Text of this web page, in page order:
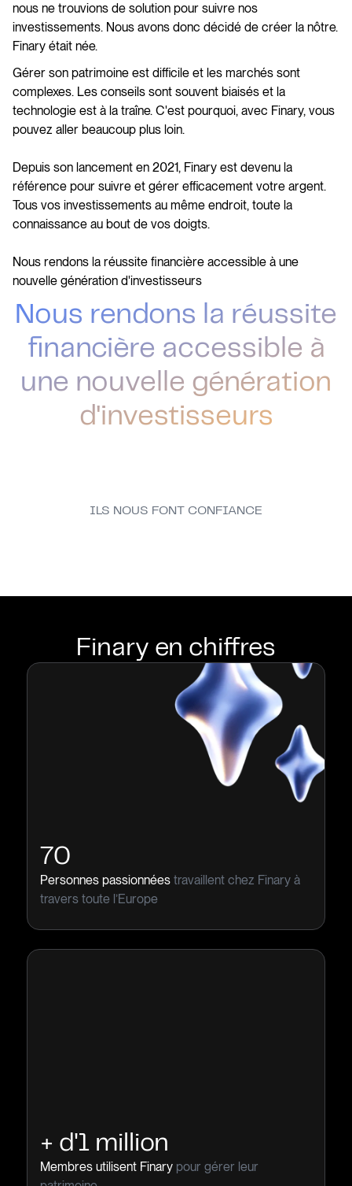
nous ne trouvions de solution pour suivre nos
investissements. Nous avons donc décidé de créer la nôtre.
Finary était née.
Gérer son patrimoine est difficile et les marchés sont
complexes. Les conseils sont souvent biaisés et la
technologie est à la traîne. C'est pourquoi, avec Finary, vous
pouvez aller beaucoup plus loin.
Depuis son lancement en 2021, Finary est devenu la
référence pour suivre et gérer efficacement votre argent.
Tous vos investissements au même endroit, toute la
connaissance au bout de vos doigts.
Nous rendons la réussite financière accessible à une
nouvelle génération d'investisseurs
Nous rendons la réussite
financière accessible à
une nouvelle génération
d'investisseurs
ILS NOUS FONT CONFIANCE
Finary en chiffres
70
Personnes passionnées travaillent chez Finary à
travers toute l’Europe
+ d'1 million
Membres utilisent Finary pour gérer leur